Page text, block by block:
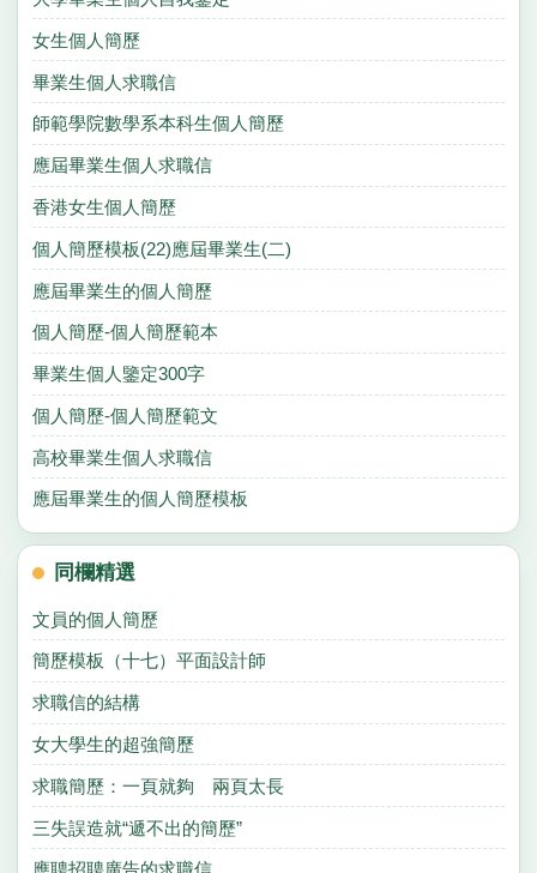
女生個人簡歷
畢業生個人求職信
師範學院數學系本科生個人簡歷
應屆畢業生個人求職信
香港女生個人簡歷
個人簡歷模板(22)應屆畢業生(二)
應屆畢業生的個人簡歷
個人簡歷-個人簡歷範本
畢業生個人鑒定300字
個人簡歷-個人簡歷範文
高校畢業生個人求職信
應屆畢業生的個人簡歷模板
同欄精選
文員的個人簡歷
簡歷模板（十七）平面設計師
求職信的結構
女大學生的超強簡歷
求職簡歷：一頁就夠 兩頁太長
三失誤造就“遞不出的簡歷”